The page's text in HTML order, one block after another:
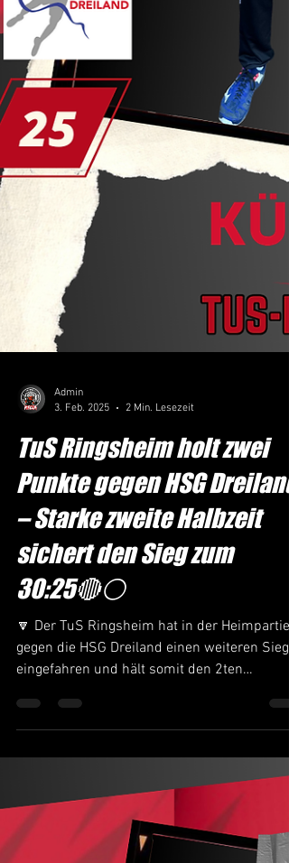
Admin
3. Feb. 2025
2 Min. Lesezeit
TuS Ringsheim holt zwei
Punkte gegen HSG Dreiland
– Starke zweite Halbzeit
sichert den Sieg zum
30:25🔴⚪️
eingefahren und hält somit den 2ten
Tabellenplatz....